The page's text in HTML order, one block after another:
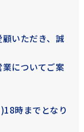
いただき、誠
についてご案
時までとなり